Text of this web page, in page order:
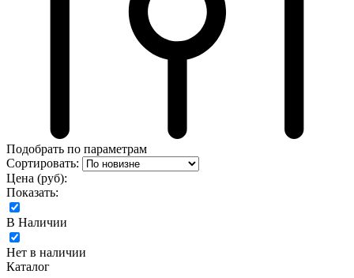
Подобрать по параметрам
Сортировать:
Цена (руб):
Показать:
В Наличии
Нет в наличии
Каталог